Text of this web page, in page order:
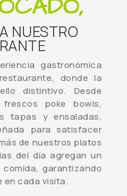
NUESTRO
gastronómica
donde la
distintivo. Desde
poke bowls,
tapas y ensaladas,
para satisfacer
de nuestros platos
del día agregan un
garantizando
en cada visita.